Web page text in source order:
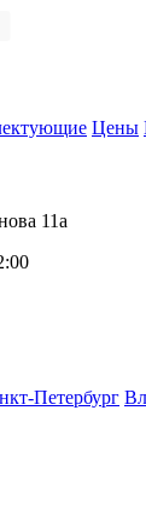
Цены
11а
Петербург